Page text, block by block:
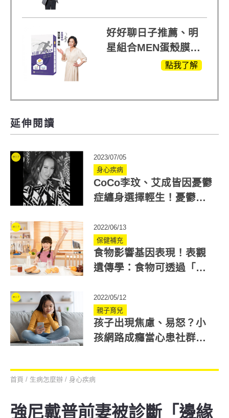
好好聊日子推薦、明
星組合MEN蛋殼膜
(蛋白聚醣)+UCII，超
點我了解
延伸閱讀
2023/07/05
身心疾病
CoCo李玟、艾成皆因憂鬱
症纏身選擇輕生！憂鬱症
現？
2022/06/13
保健補充
食物影響基因表現！表觀
遺傳學：食物可透過「甲
2022/05/12
親子育兒
孩子出現焦慮、易怒？小
孩網路成癮當心患社群恐
首頁 / 生病怎麼辦 / 身心疾病
強尼戴普前妻被診斷「邊緣